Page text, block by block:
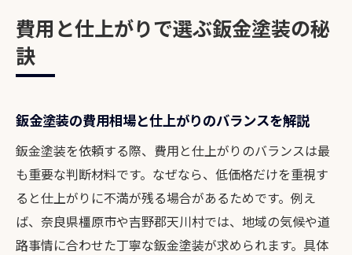
費用と仕上がりで選ぶ鈑金塗装の秘
訣
鈑金塗装の費用相場と仕上がりのバランスを解説
鈑金塗装を依頼する際、費用と仕上がりのバランスは最
も重要な判断材料です。なぜなら、低価格だけを重視す
ると仕上がりに不満が残る場合があるためです。例え
ば、奈良県橿原市や吉野郡天川村では、地域の気候や道
路事情に合わせた丁寧な鈑金塗装が求められます。具体